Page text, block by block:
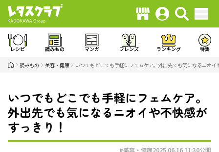
レシピ 読みもの マンガ フレンズ ランキング 特集
読みもの 美容・健康 いつでもどこでも手軽にフェムケア。外出先でも気になるニオイ
いつでもどこでも手軽にフェムケア。
外出先でも気になるニオイや不快感が
すっきり！
#美容・健康2025.06.16 11:30公開